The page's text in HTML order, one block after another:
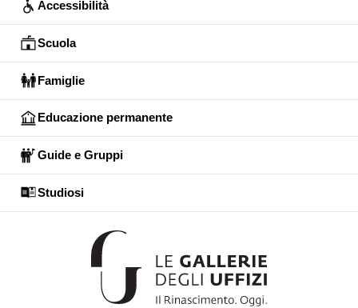
Accessibilità
Scuola
Famiglie
Educazione permanente
Guide e Gruppi
Studiosi